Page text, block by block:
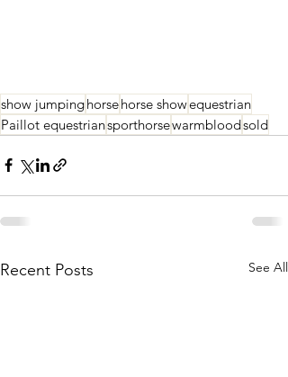
show jumpinghorsehorse showequestrian
Paillot equestriansporthorsewarmbloodsold
Recent Posts See All